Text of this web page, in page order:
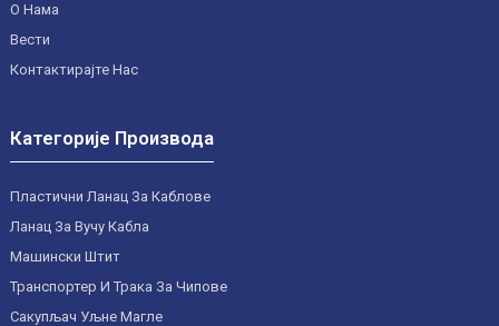
О Нама
Вести
Контактирајте Нас
Категорије Производа
Пластични Ланац За Каблове
Ланац За Вучу Кабла
Машински Штит
Транспортер И Трака За Чипове
Сакупљач Уљне Магле